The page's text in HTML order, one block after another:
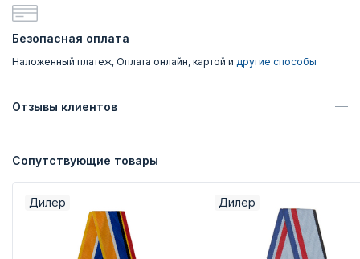
Безопасная оплата
Наложенный платеж, Оплата онлайн, картой и другие способы
Отзывы клиентов
Сопутствующие товары
Дилер Дилер